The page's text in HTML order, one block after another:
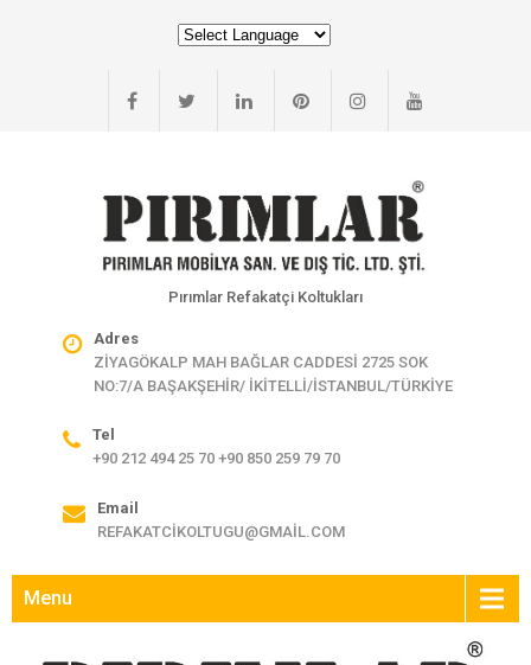
Pırımlar Refakatçi Koltukları
Adres
ZİYAGÖKALP MAH BAĞLAR CADDESİ 2725 SOK
NO:7/A BAŞAKŞEHİR/ İKİTELLİ/İSTANBUL/TÜRKİYE
Tel
+90 212 494 25 70 +90 850 259 79 70
Email
REFAKATCIKOLTUGU@GMAIL.COM
Menu